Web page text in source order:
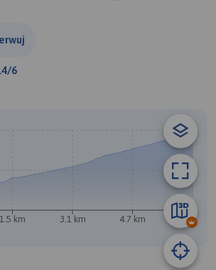
6
1.5 km 3.1 km 4.7 km 6.3 km